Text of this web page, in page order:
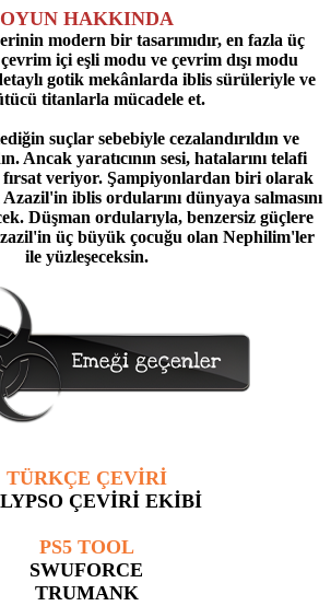
OYUN HAKKINDA
modern bir tasarımıdır, en fazla üç
içi eşli modu ve çevrim dışı modu
gotik mekânlarda iblis sürüleriyle ve
titanlarla mücadele et.
suçlar sebebiyle cezalandırıldın ve
Ancak yaratıcının sesi, hatalarını telafi
veriyor. Şampiyonlardan biri olarak
iblis ordularını dünyaya salmasını
Düşman ordularıyla, benzersiz güçlere
üç büyük çocuğu olan Nephilim'ler
ile yüzleşeceksin.
TÜRKÇE ÇEVİRİ
ÇEVİRİ EKİBİ
PS5 TOOL
SWUFORCE
TRUMANK